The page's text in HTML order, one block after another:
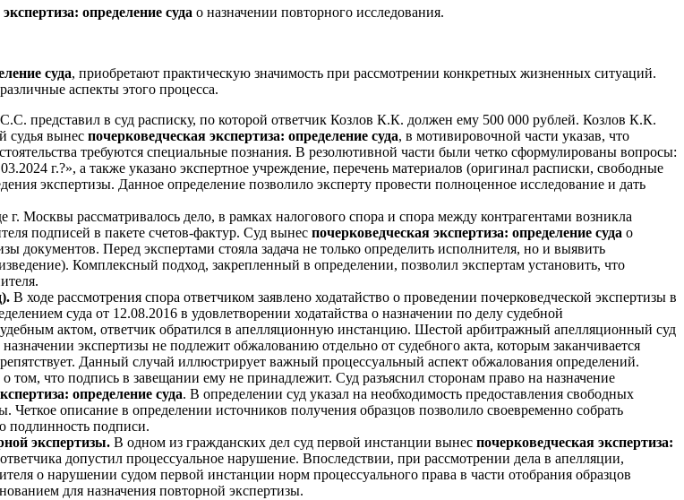
определение суда о назначении повторного исследования.
суда, приобретают практическую значимость при рассмотрении конкретных жизненных ситуаций.
аспекты этого процесса.
представил в суд расписку, по которой ответчик Козлов К.К. должен ему 500 000 рублей. Козлов К.К.
судья вынес почерковедческая экспертиза: определение суда, в мотивировочной части указав, что
требуются специальные познания. В резолютивной части были четко сформулированы вопросы:
г.?», а также указано экспертное учреждение, перечень материалов (оригинал расписки, свободные
экспертизы. Данное определение позволило эксперту провести полноценное исследование и дать
Москвы рассматривалось дело, в рамках налогового спора и спора между контрагентами возникла
подписей в пакете счетов-фактур. Суд вынес почерковедческая экспертиза: определение суда о
документов. Перед экспертами стояла задача не только определить исполнителя, но и выявить
Комплексный подход, закрепленный в определении, позволил экспертам установить, что
В ходе рассмотрения спора ответчиком заявлено ходатайство о проведении почерковедческой экспертизы в
суда от 12.08.2016 в удовлетворении ходатайства о назначении по делу судебной
актом, ответчик обратился в апелляционную инстанцию. Шестой арбитражный апелляционный суд
назначении экспертизы не подлежит обжалованию отдельно от судебного акта, которым заканчивается
Данный случай иллюстрирует важный процессуальный аспект обжалования определений.
том, что подпись в завещании ему не принадлежит. Суд разъяснил сторонам право на назначение
определение суда. В определении суд указал на необходимость предоставления свободных
Четкое описание в определении источников получения образцов позволило своевременно собрать
подлинность подписи.
экспертизы. В одном из гражданских дел суд первой инстанции вынес почерковедческая экспертиза:
допустил процессуальное нарушение. Впоследствии, при рассмотрении дела в апелляции,
о нарушении судом первой инстанции норм процессуального права в части отобрания образцов
для назначения повторной экспертизы.